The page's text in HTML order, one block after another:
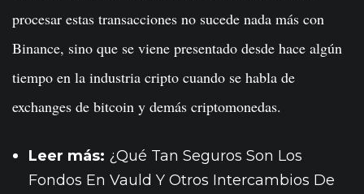
procesar estas transacciones no sucede nada más con
Binance, sino que se viene presentado desde hace algún
tiempo en la industria cripto cuando se habla de
exchanges de bitcoin y demás criptomonedas.
Leer más: ¿Qué Tan Seguros Son Los
Fondos En Vauld Y Otros Intercambios De